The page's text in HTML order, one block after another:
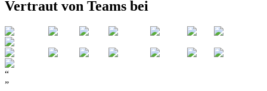
Vertraut von Teams bei
“
”